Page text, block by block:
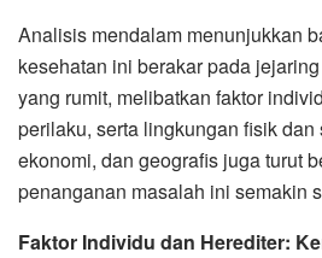
Analisis mendalam menunjukkan
kesehatan ini berakar pada
yang rumit, melibatkan faktor
perilaku, serta lingkungan fisik
ekonomi, dan geografis juga turut
penanganan masalah ini semakin
Faktor Individu dan Herediter: